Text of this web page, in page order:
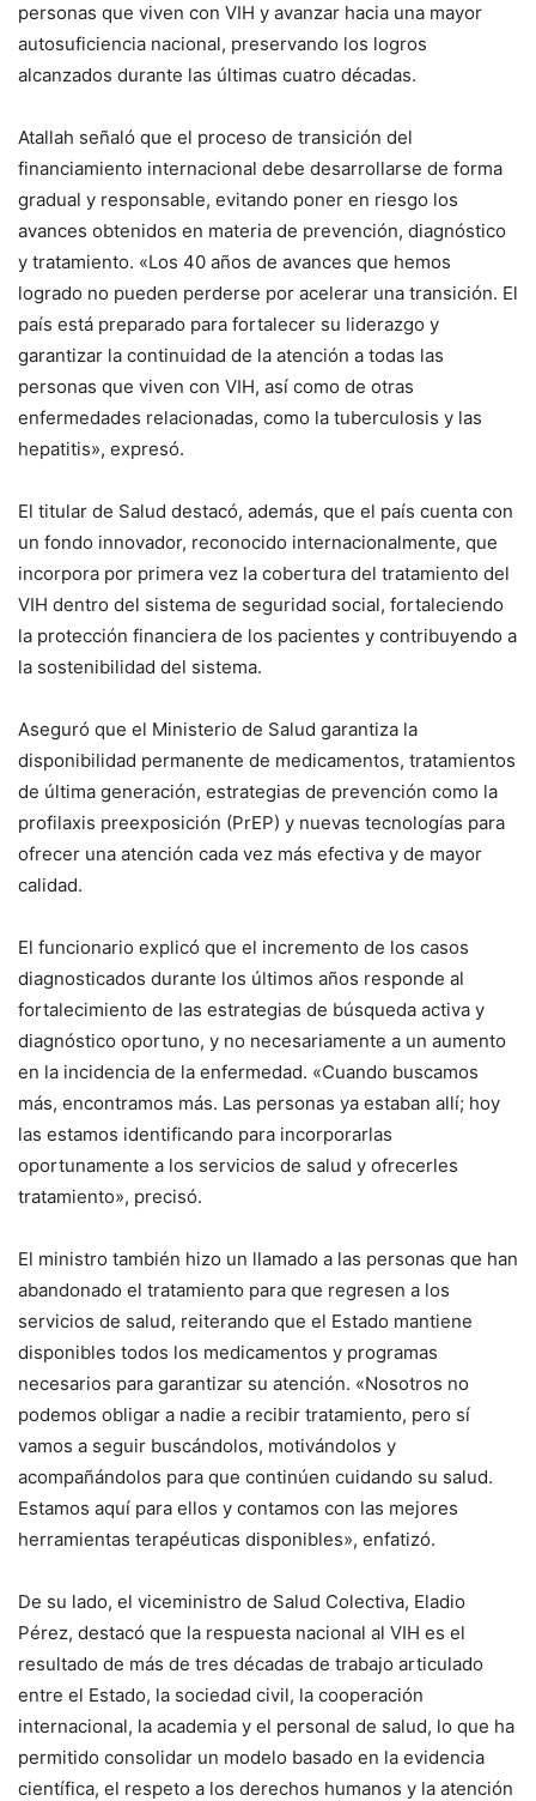
personas que viven con VIH y avanzar hacia una mayor
autosuficiencia nacional, preservando los logros
alcanzados durante las últimas cuatro décadas.
Atallah señaló que el proceso de transición del
financiamiento internacional debe desarrollarse de forma
gradual y responsable, evitando poner en riesgo los
avances obtenidos en materia de prevención, diagnóstico
y tratamiento. «Los 40 años de avances que hemos
logrado no pueden perderse por acelerar una transición. El
país está preparado para fortalecer su liderazgo y
garantizar la continuidad de la atención a todas las
personas que viven con VIH, así como de otras
enfermedades relacionadas, como la tuberculosis y las
hepatitis», expresó.
El titular de Salud destacó, además, que el país cuenta con
un fondo innovador, reconocido internacionalmente, que
incorpora por primera vez la cobertura del tratamiento del
VIH dentro del sistema de seguridad social, fortaleciendo
la protección financiera de los pacientes y contribuyendo a
la sostenibilidad del sistema.
Aseguró que el Ministerio de Salud garantiza la
disponibilidad permanente de medicamentos, tratamientos
de última generación, estrategias de prevención como la
profilaxis preexposición (PrEP) y nuevas tecnologías para
ofrecer una atención cada vez más efectiva y de mayor
calidad.
El funcionario explicó que el incremento de los casos
diagnosticados durante los últimos años responde al
fortalecimiento de las estrategias de búsqueda activa y
diagnóstico oportuno, y no necesariamente a un aumento
en la incidencia de la enfermedad. «Cuando buscamos
más, encontramos más. Las personas ya estaban allí; hoy
las estamos identificando para incorporarlas
oportunamente a los servicios de salud y ofrecerles
tratamiento», precisó.
El ministro también hizo un llamado a las personas que han
abandonado el tratamiento para que regresen a los
servicios de salud, reiterando que el Estado mantiene
disponibles todos los medicamentos y programas
necesarios para garantizar su atención. «Nosotros no
podemos obligar a nadie a recibir tratamiento, pero sí
vamos a seguir buscándolos, motivándolos y
acompañándolos para que continúen cuidando su salud.
Estamos aquí para ellos y contamos con las mejores
herramientas terapéuticas disponibles», enfatizó.
De su lado, el viceministro de Salud Colectiva, Eladio
Pérez, destacó que la respuesta nacional al VIH es el
resultado de más de tres décadas de trabajo articulado
entre el Estado, la sociedad civil, la cooperación
internacional, la academia y el personal de salud, lo que ha
permitido consolidar un modelo basado en la evidencia
científica, el respeto a los derechos humanos y la atención